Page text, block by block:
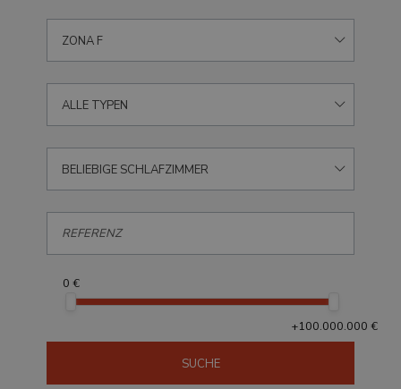
ZONA F
0 €
+100.000.000 €
ALLE TYPEN
BELIEBIGE SCHLAFZIMMER
SUCHE